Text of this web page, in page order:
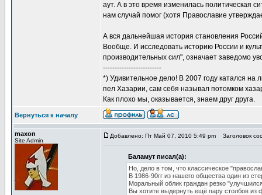
аут. А в это время изменилась политическая
нам случай помог (хотя Православие
А вся дальнейшая история становления
Вообще. И исследовать историю России и
производительных сил", означает заведомо
-------------------------
*) Удивительное дело! В 2007 году катался на
пел Хазарии, сам себя называл потомком
Как плохо мы, оказывается, знаем друг друга.
Вернуться к началу
maxon
Site Admin
Добавлено: Пт Май 07, 2010 5:49 pm Заголовок
Баламут писал(а):
Но, дело в том, что классическое
В 1986-90гг из нашего общества один из
Моральный облик граждан резко
Вы хотите выдернуть ещё пару столбов из